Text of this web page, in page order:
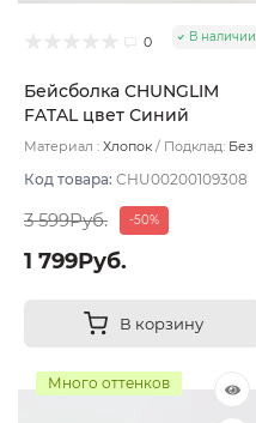
0 В наличии
Бейсболка CHUNGLIM
FATAL цвет Синий
тёмный размер L
Материал : Хлопок Подклад: Без
Код товара: CHU00200109308
3 599Руб. -50%
1 799Руб.
В корзину
Много оттенков